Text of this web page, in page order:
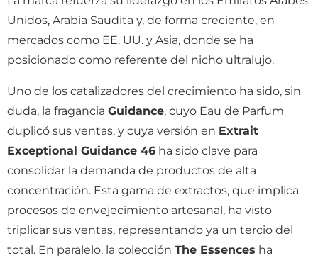
Unidos, Arabia Saudita y, de forma creciente, en
mercados como EE. UU. y Asia, donde se ha
posicionado como referente del nicho ultralujo.
Uno de los catalizadores del crecimiento ha sido, sin
duda, la fragancia Guidance, cuyo Eau de Parfum
duplicó sus ventas, y cuya versión en Extrait
Exceptional Guidance 46 ha sido clave para
consolidar la demanda de productos de alta
concentración. Esta gama de extractos, que implica
procesos de envejecimiento artesanal, ha visto
triplicar sus ventas, representando ya un tercio del
total. En paralelo, la colección The Essences ha